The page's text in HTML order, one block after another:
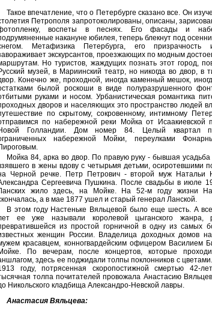
Такое впечатление, что о Петербурге сказано все. Он
Петрополя запротоколированы, описаны,
воспеты в песнях. Его фасады и
накануне юбилея, теперь блекнут под
Метафизика Петербурга, его призрачность
экскурсантов, проезжающих по модным
Но туристов, жаждущих познать этот город,
музей, в Мариинский театр, но никогда во двор, в
Конечно же, проходной, иногда каменный мешок,
былой роскоши в виде полуразрушенного
руками и носом. Урбанистическая романтика
дворов и населяющих это пространство людей
по скрытому, сокровенному, интимному
по набережной реки Мойка от Исаакиевской
Голландии. Дом номер 84. Целый квартал
набережной Мойки, переулками
Мойка 84, арка во двор. По правую руку - бывшая усадьба
в жены вдову с четырьмя детьми, осиротевшими
Черной речке. Петр Петрович - второй муж Натальи
Сергеевича Пушкина. После свадьбы в июле
жило здесь, на Мойке. На 52-м году жизни
а в мае 1877 ушел и старый генерал Ланской.
В этом году Настеньке Вяльцевой было еще шесть. А
ее уже называли королевой цыганского жанра,
из простой горничной в одну из самых
женщин России. Владелица доходных домов
красавцем, конногвардейским офицером Василием
По вечерам, после концертов, которые
здесь ее поджидали толпы поклонников с
году, потрясенная скоропостижной смертью 42-
толпа почитателей провожала Анастасию
Никольского кладбища Александро-Невской лавры.
Анастасия Вяльцева: